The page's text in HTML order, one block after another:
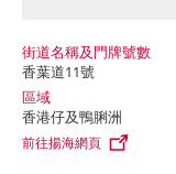
街道名稱及門牌號數
香葉道11號
區域
香港仔及鴨脷洲
前往揚海網頁